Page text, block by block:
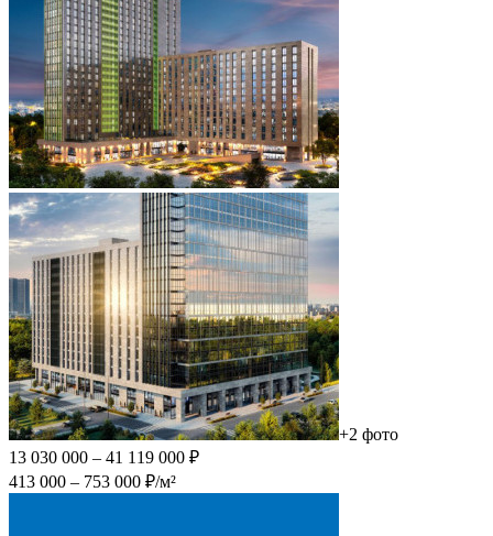
+2 фото
13 030 000 – 41 119 000 ₽
413 000 – 753 000 ₽/м²